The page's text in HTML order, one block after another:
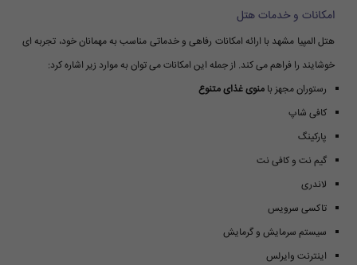
امکانات و خدمات هتل
هتل المپیا مشهد با ارائه امکانات رفاهی و خدماتی مناسب به مهمانان خود، تجربه ای
خوشایند را فراهم می کند. از جمله این امکانات می توان به موارد زیر اشاره کرد:
رستوران مجهز با منوی غذای متنوع
کافی شاپ
پارکینگ
گیم نت و کافی نت
لاندری
تاکسی سرویس
سیستم سرمایش و گرمایش
اینترنت وایرلس